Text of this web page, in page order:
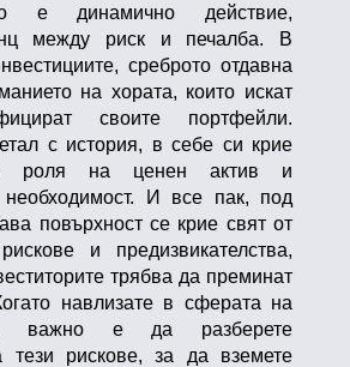
е динамично действие,
между риск и печалба. В
среброто отдавна
на хората, които искат
своите портфейли.
с история, в себе си крие
роля на ценен актив и
необходимост. И все пак, под
повърхност се крие свят от
и предизвикателства,
трябва да преминат
навлизате в сферата на
важно е да разберете
тези рискове, за да вземете